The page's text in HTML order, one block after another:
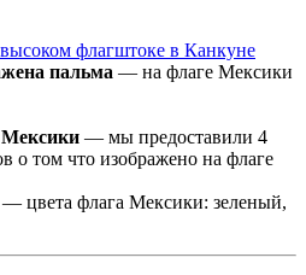
пальма — на флаге Мексики
Мексики — мы предоставили 4
о том что изображено на флаге
— цвета флага Мексики: зеленый,